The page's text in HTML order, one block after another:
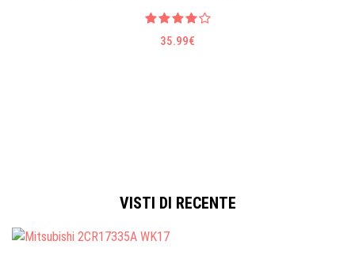
35.99€
VISTI DI RECENTE